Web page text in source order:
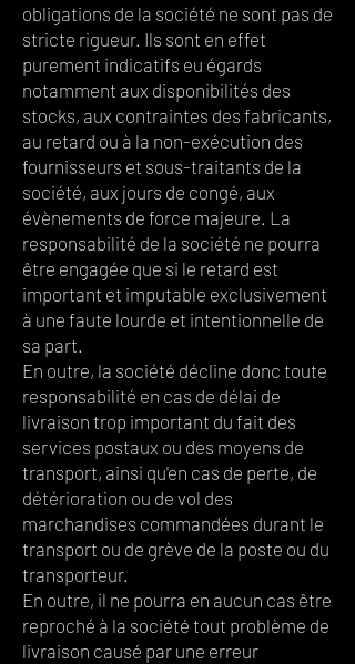
obligations de la société ne sont pas de
stricte rigueur. Ils sont en effet
purement indicatifs eu égards
notamment aux disponibilités des
stocks, aux contraintes des fabricants,
au retard ou à la non-exécution des
fournisseurs et sous-traitants de la
société, aux jours de congé, aux
évènements de force majeure. La
responsabilité de la société ne pourra
être engagée que si le retard est
important et imputable exclusivement
à une faute lourde et intentionnelle de
sa part.
En outre, la société décline donc toute
responsabilité en cas de délai de
livraison trop important du fait des
services postaux ou des moyens de
transport, ainsi qu'en cas de perte, de
détérioration ou de vol des
marchandises commandées durant le
transport ou de grève de la poste ou du
transporteur.
En outre, il ne pourra en aucun cas être
reproché à la société tout problème de
livraison causé par une erreur